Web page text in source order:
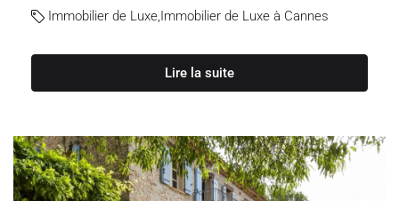
Immobilier de Luxe, Immobilier de Luxe à Cannes
Lire la suite